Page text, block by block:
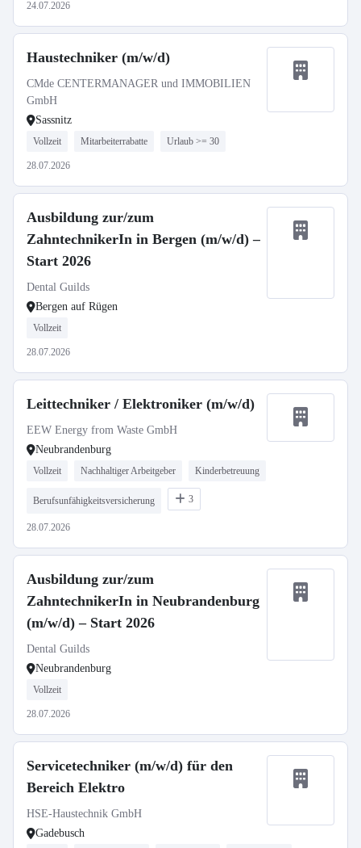
24.07.2026
Haustechniker (m/w/d)
CMde CENTERMANAGER und IMMOBILIEN
GmbH
Sassnitz
Vollzeit Mitarbeiterrabatte Urlaub >= 30
28.07.2026
Ausbildung zur/zum
ZahntechnikerIn in Bergen (m/w/d) –
Start 2026
Dental Guilds
Bergen auf Rügen
Vollzeit
28.07.2026
Leittechniker / Elektroniker (m/w/d)
EEW Energy from Waste GmbH
Neubrandenburg
Vollzeit Nachhaltiger Arbeitgeber Kinderbetreuung
Berufsunfähigkeitsversicherung 3
28.07.2026
Ausbildung zur/zum
ZahntechnikerIn in Neubrandenburg
(m/w/d) – Start 2026
Dental Guilds
Neubrandenburg
Vollzeit
28.07.2026
Servicetechniker (m/w/d) für den
Bereich Elektro
HSE-Haustechnik GmbH
Gadebusch